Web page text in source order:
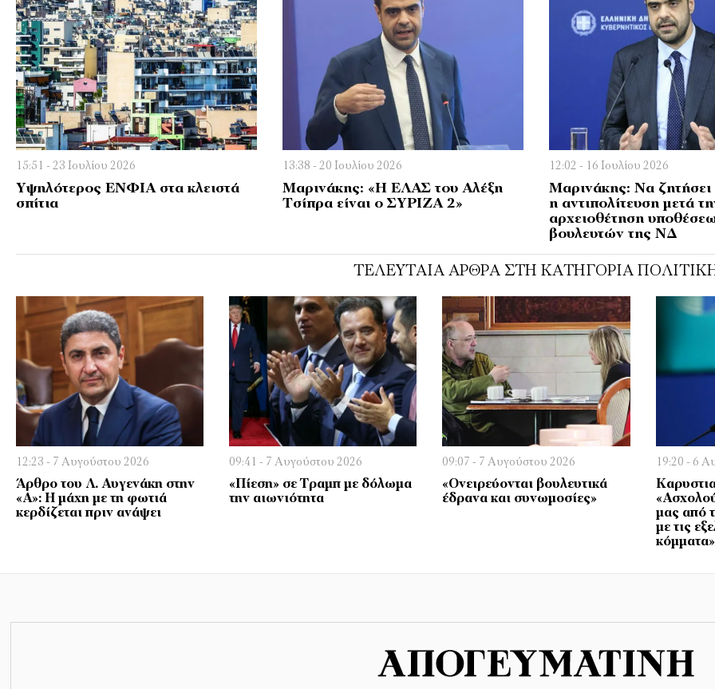
15:51 - 23 Ιουλίου 2026
Υψηλότερος ΕΝΦΙΑ στα κλειστά
σπίτια
13:38 - 20 Ιουλίου 2026
Μαρινάκης: «Η ΕΛΑΣ του Αλέξη
Τσίπρα είναι ο ΣΥΡΙΖΑ 2»
12:02 - 16 Ιουλίου 2026
Μαρινάκης: Να
η αντιπολίτευση μετά
αρχειοθέτηση
βουλευτών της ΝΔ
ΤΕΛΕΥΤΑΊΑ ΆΡΘΡΑ ΣΤΗ ΚΑΤΗΓΟΡΊΑ
12:23 - 7 Αυγούστου 2026
Άρθρο του Λ. Αυγενάκη στην
«Α»: Η μάχη με τη φωτιά
κερδίζεται πριν ανάψει
09:41 - 7 Αυγούστου 2026
«Πίεση» σε Τραμπ με δόλωμα
την αιωνιότητα
09:07 - 7 Αυγούστου 2026
«Ονειρεύονται βουλευτικά
έδρανα και συνωμοσίες»
19:20 - 6
μας από
με τις
κόμματα»